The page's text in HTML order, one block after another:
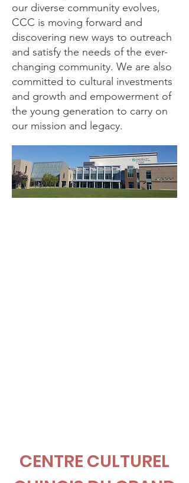
our diverse community evolves,
CCC is moving forward and
discovering new ways to outreach
and satisfy the needs of the ever-
changing community. We are also
committed to cultural investments
and growth and empowerment of
the young generation to carry on
our mission and legacy.
CENTRE CULTUREL